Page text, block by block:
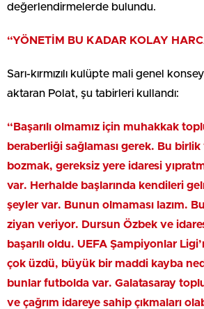
değerlendirmelerde bulundu.
“YÖNETİM BU KADAR KOLAY
Sarı-kırmızılı kulüpte mali genel
aktaran Polat, şu tabirleri kullandı:
“Başarılı olmamız için muhakkak
beraberliği sağlaması gerek. Bu
bozmak, gereksiz yere idaresi
var. Herhalde başlarında kendileri
şeyler var. Bunun olmaması lazım.
ziyan veriyor. Dursun Özbek ve
başarılı oldu. UEFA Şampiyonlar
çok üzdü, büyük bir maddi kayba
bunlar futbolda var. Galatasaray
ve çağrım idareye sahip çıkmaları